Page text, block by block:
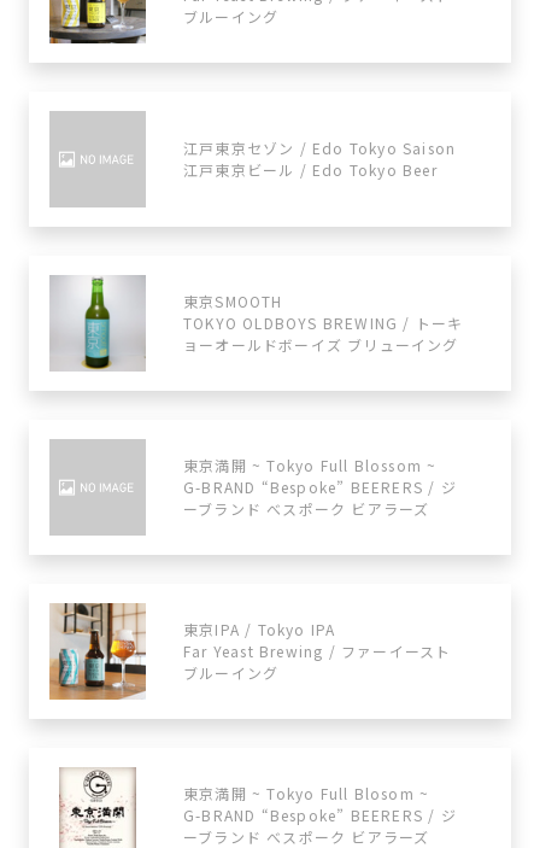
ブルーイング
江戸東京セゾン / Edo Tokyo Saison
江戸東京ビール / Edo Tokyo Beer
東京SMOOTH
TOKYO OLDBOYS BREWING / トーキ
ョーオールドボーイズ ブリューイング
東京満開 ~ Tokyo Full Blossom ~
G-BRAND “Bespoke” BEERERS / ジ
ーブランド べスポーク ビアラーズ
東京IPA / Tokyo IPA
Far Yeast Brewing / ファーイースト
ブルーイング
東京満開 ~ Tokyo Full Blosom ~
G-BRAND “Bespoke” BEERERS / ジ
ーブランド べスポーク ビアラーズ